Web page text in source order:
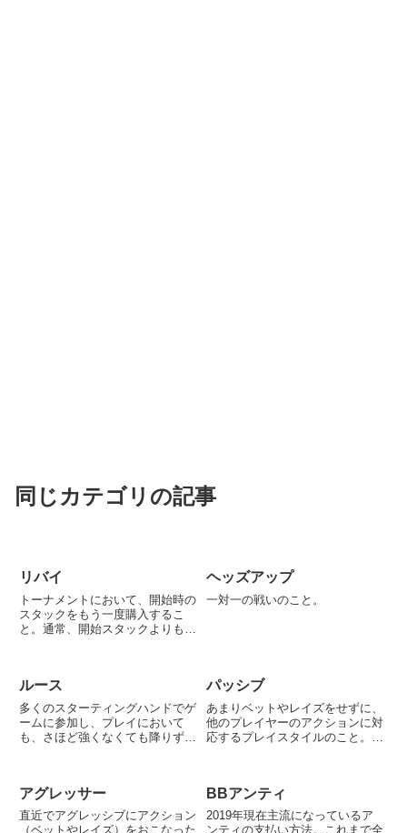
同じカテゴリの記事
リバイ
トーナメントにおいて、開始時の
スタックをもう一度購入するこ
と。通常、開始スタックよりも少
おり、トーナメント序盤でしか行
えない。例えば1000円出して5...
ヘッズアップ
一対一の戦いのこと。
ルース
多くのスターティングハンドでゲ
ームに参加し、プレイにおいて
も、さほど強くなくても降りずに
も悪いことではない。
パッシブ
あまりベットやレイズをせずに、
他のプレイヤーのアクションに対
応するプレイスタイルのこと。消
アグレッサー
直近でアグレッシブにアクション
（ベットやレイズ）をおこなった
BBアンティ
2019年現在主流になっているア
ンティの支払い方法。これまで全